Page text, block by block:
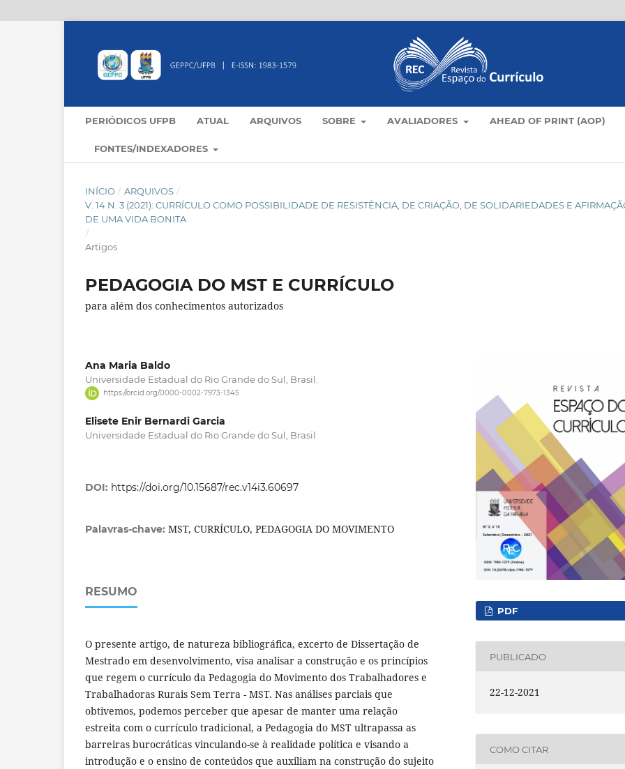
PERIÓDICOS UFPB ATUAL ARQUIVOS SOBRE AVALIADORES AHEAD OF PRINT (AOP)
FONTES/INDEXADORES
INÍCIO / ARQUIVOS /
V. 14 N. 3 (2021): CURRÍCULO COMO POSSIBILIDADE DE RESISTÊNCIA, DE CRIAÇÃO, DE SOLIDARIEDADES E
DE UMA VIDA BONITA
/
Artigos
PEDAGOGIA DO MST E CURRÍCULO
para além dos conhecimentos autorizados
Ana Maria Baldo
Universidade Estadual do Rio Grande do Sul, Brasil.
https://orcid.org/0000-0002-7973-1345
Elisete Enir Bernardi Garcia
Universidade Estadual do Rio Grande do Sul, Brasil.
DOI: https://doi.org/10.15687/rec.v14i3.60697
Palavras-chave: MST, CURRÍCULO, PEDAGOGIA DO MOVIMENTO
RESUMO
O presente artigo, de natureza bibliográfica, excerto de Dissertação de
Mestrado em desenvolvimento, visa analisar a construção e os princípios
que regem o currículo da Pedagogia do Movimento dos Trabalhadores e
Trabalhadoras Rurais Sem Terra - MST. Nas análises parciais que
obtivemos, podemos perceber que apesar de manter uma relação
estreita com o currículo tradicional, a Pedagogia do MST ultrapassa as
barreiras burocráticas vinculando-se à realidade política e visando a
introdução e o ensino de conteúdos que auxiliam na construção do sujeito
PDF
PUBLICADO
22-12-2021
COMO CITAR